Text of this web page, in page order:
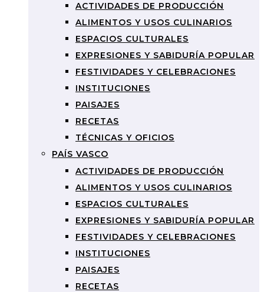
ACTIVIDADES DE PRODUCCIÓN
ALIMENTOS Y USOS CULINARIOS
ESPACIOS CULTURALES
EXPRESIONES Y SABIDURÍA POPULAR
FESTIVIDADES Y CELEBRACIONES
INSTITUCIONES
PAISAJES
RECETAS
TÉCNICAS Y OFICIOS
PAÍS VASCO
ACTIVIDADES DE PRODUCCIÓN
ALIMENTOS Y USOS CULINARIOS
ESPACIOS CULTURALES
EXPRESIONES Y SABIDURÍA POPULAR
FESTIVIDADES Y CELEBRACIONES
INSTITUCIONES
PAISAJES
RECETAS